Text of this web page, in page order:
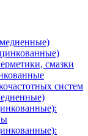
смазки
систем